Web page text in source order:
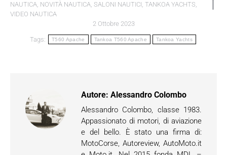
NAUTICA, NOVITÀ NAUTICA, SALONI NAUTICI, TANKOA YACHTS,
VIDEO NAUTICA
2 Ottobre 2023
Tags: T560 Apache Tankoa T560 Apache Tankoa Yachts
Autore: Alessandro Colombo
Alessandro Colombo, classe 1983.
Appassionato di motori, di aviazione
e del bello. È stato una firma di:
MotoCorse, Autoreview, AutoMoto.it